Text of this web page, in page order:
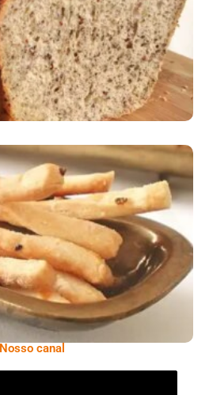
De Cebola E Salsa
Nosso canal